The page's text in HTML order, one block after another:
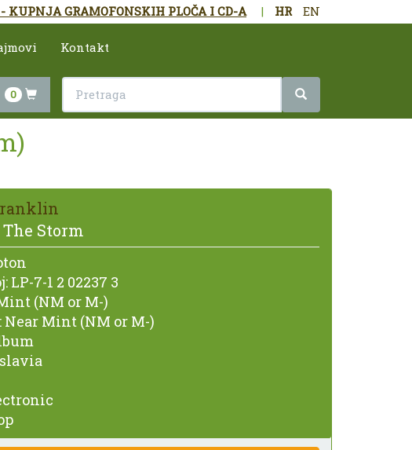
HR EN
|
KUPNJA GRAMOFONSKIH PLOČA I CD-A
Kontakt
0
Storm
LP-7-1 2 02237 3
(NM or M-)
Near Mint (NM or M-)